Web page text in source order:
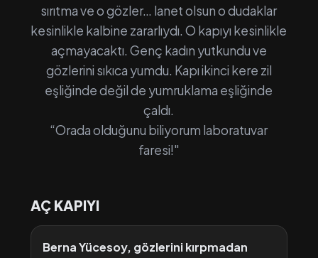
sırıtma ve o gözler… lanet olsun o dudaklar
kesinlikle kalbine zararlıydı. O kapıyı kesinlikle
açmayacaktı. Genç kadın yutkundu ve
gözlerini sıkıca yumdu. Kapı ikinci kere zil
eşliğinde değil de yumruklama eşliğinde
çaldı.
“Orada olduğunu biliyorum laboratuvar
faresi!"
AÇ KAPIYI
Berna Yücesoy, gözlerini kırpmadan